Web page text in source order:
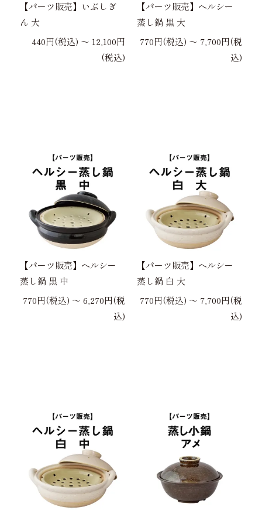
【パーツ販売】いぶしぎ
ん 大
440円(税込) 〜 12,100円
(税込)
【パーツ販売】ヘルシー
蒸し鍋 黒 大
770円(税込) 〜 7,700円(税
込)
【パーツ販売】ヘルシー
蒸し鍋 黒 中
770円(税込) 〜 6,270円(税
込)
【パーツ販売】ヘルシー
蒸し鍋 白 大
770円(税込) 〜 7,700円(税
込)